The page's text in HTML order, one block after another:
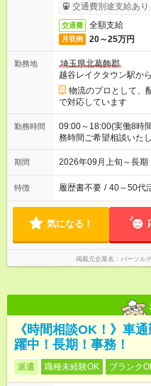
交通費別途支給あり
交通費 全額支給
月収例 20～25万円
勤務地
埼玉県北葛飾郡
越谷レイクタウン駅か
物流のプロとして、
で対応しています
勤務時間
09:00～18:00(実働8時
務時間ご希望相談いた
期間 2026年09月上旬～長
特徴 履歴書不要 / 40～50代
気になる！
掲載元企業名 パーソル
《時間相談OK！》車
躍中！長期！事務！
派遣 職種未経験OK ブランク